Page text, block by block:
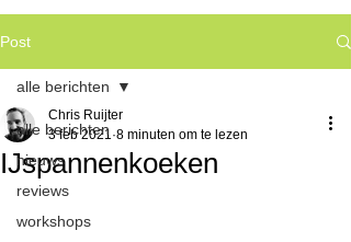
Post
alle berichten
nieuws
reviews
workshops
alle berichten
IJspannenkoeken
Chris Ruijter
3 feb 2021 8 minuten om te lezen